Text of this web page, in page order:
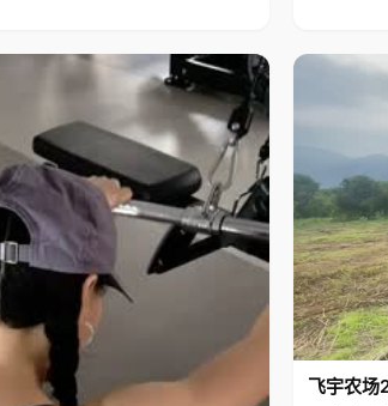
飞宇农场